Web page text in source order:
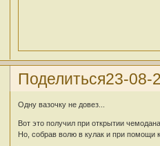
Поделиться23-08-
Одну вазочку не довез...
Вот это получил при открытии
Но, собрав волю в кулак и при помощи